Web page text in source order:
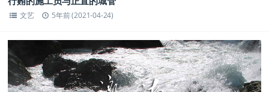
文艺 5年前 (2021-04-24)